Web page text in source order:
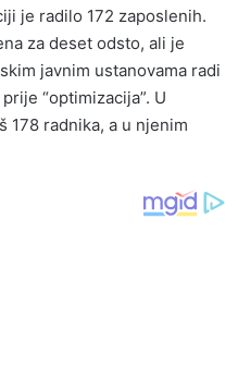
je radilo 172 zaposlenih.
za deset odsto, ali je
javnim ustanovama radi
“optimizacija”. U
178 radnika, a u njenim